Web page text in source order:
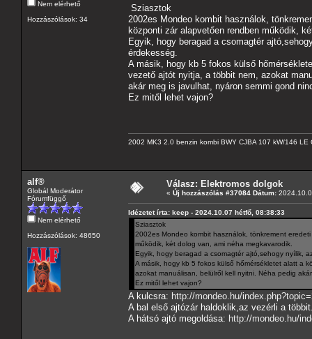
Nem elérhető
Hozzászólások: 34
Sziasztok
2002es Mondeo kombit használok,
központi zár alapvetően rendben működik,
Egyik, hogy beragad a csomagtér
érdekesség.
A másik, hogy kb 5 fokos külső
vezető ajtót nyitja, a többit nem, azokat
akár meg is javulhat, nyáron semmi gond
Ez mitől lehet vajon?
2002 MK3 2.0 benzin kombi BWY CJBA 107 kW/146 LE
alf®
Globál Moderátor
Fórumfüggő
Nem elérhető
Hozzászólások: 48650
Válasz: Elektromos dolgok
« Új hozzászólás #37084 Dátum:
Idézetet írta: keep - 2024.10.07 hétfő, 08:38:33
Sziasztok
2002es Mondeo kombit használok, tönkrement
működik, két dolog van, ami néha megkavarodik.
Egyik, hogy beragad a csomagtér ajtó,sehogy nyílik,
A másik, hogy kb 5 fokos külső hőmérsékletet alatt a
azokat manuálisan, belülről kell nyitni. Néha pedig
Ez mitől lehet vajon?
A kulcsra: http://mondeo.hu/
A bal első ajtózár haldoklik,az vezérli a
A hátsó ajtó megoldása: http://mondeo.hu/